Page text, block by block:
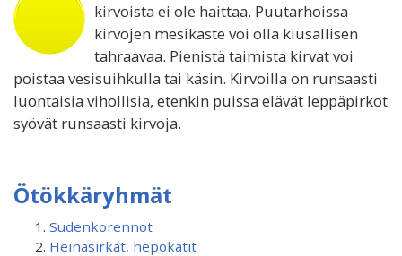
kirvoista ei ole haittaa. Puutarhoissa
kirvojen mesikaste voi olla kiusallisen
tahraavaa. Pienistä taimista kirvat voi
poistaa vesisuihkulla tai käsin. Kirvoilla on runsaasti
luontaisia vihollisia, etenkin puissa elävät leppäpirkot
syövät runsaasti kirvoja.
Ötökkäryhmät
Sudenkorennot
Heinäsirkat, hepokatit